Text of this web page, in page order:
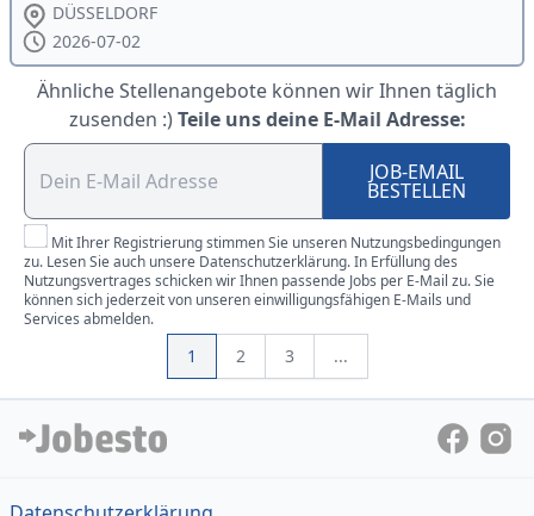
DÜSSELDORF
2026-07-02
Ähnliche Stellenangebote können wir Ihnen täglich
zusenden :) Teile uns deine E-Mail Adresse:
JOB-EMAIL
BESTELLEN
Mit Ihrer Registrierung stimmen Sie unseren Nutzungsbedingungen
zu. Lesen Sie auch unsere Datenschutzerklärung. In Erfüllung des
Nutzungsvertrages schicken wir Ihnen passende Jobs per E-Mail zu. Sie
können sich jederzeit von unseren einwilligungsfähigen E-Mails und
Services abmelden.
1 2 3 ...